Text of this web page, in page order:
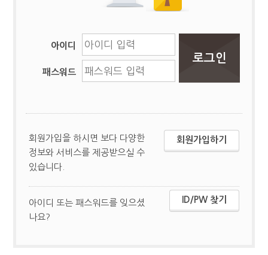
아이디
패스워드
회원가입을 하시면 보다 다양한
정보와 서비스를 제공받으실 수
있습니다.
회원가입하기
아이디 또는 패스워드를 잊으셨
나요?
ID/PW 찾기